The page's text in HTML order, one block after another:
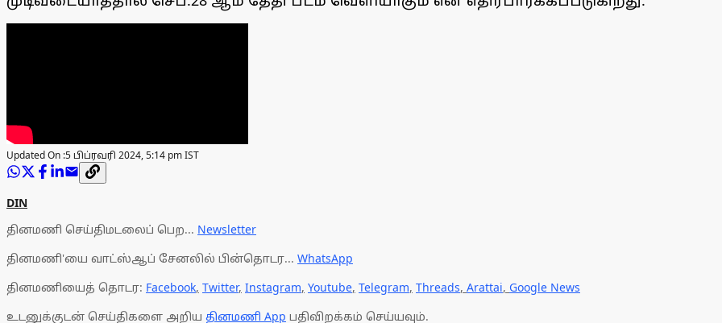
Updated On :5 பிப்ரவரி 2024, 5:14 pm IST
DIN
தினமணி செய்திமடலைப் பெற... Newsletter
தினமணி'யை வாட்ஸ்ஆப் சேனலில் பின்தொடர... WhatsApp
தினமணியைத் தொடர: Facebook, Twitter, Instagram, Youtube, Telegram, Threads, Arattai, Google News
உடனுக்குடன் செய்திகளை அறிய தினமணி App பதிவிறக்கம் செய்யவும்.